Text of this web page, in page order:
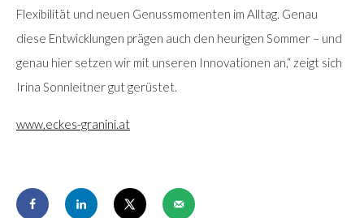
Flexibilität und neuen Genussmomenten im Alltag. Genau
diese Entwicklungen prägen auch den heurigen Sommer – und
genau hier setzen wir mit unseren Innovationen an,“ zeigt sich
Irina Sonnleitner gut gerüstet.
www.eckes-granini.at